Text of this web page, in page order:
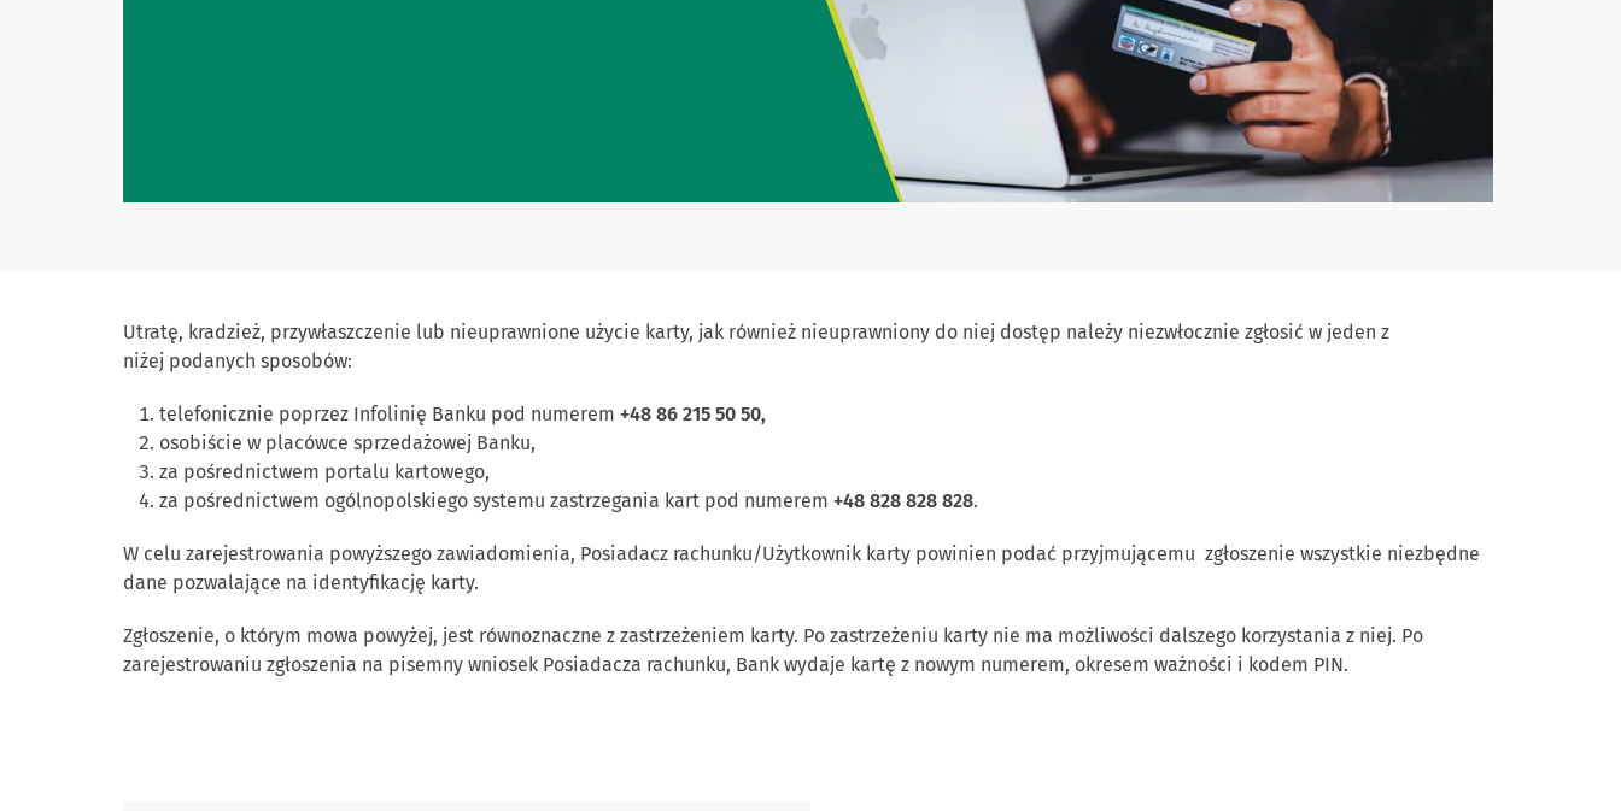
Utratę, kradzież, przywłaszczenie lub nieuprawnione użycie karty, jak również nieuprawniony do niej dostęp należy niezwłocznie zgłosić w jeden z
niżej podanych sposobów:
telefonicznie poprzez Infolinię Banku pod numerem +48 86 215 50 50,
osobiście w placówce sprzedażowej Banku,
za pośrednictwem portalu kartowego,
za pośrednictwem ogólnopolskiego systemu zastrzegania kart pod numerem +48 828 828 828.
W celu zarejestrowania powyższego zawiadomienia, Posiadacz rachunku/Użytkownik karty powinien podać przyjmującemu zgłoszenie wszystkie niezbędne
dane pozwalające na identyfikację karty.
Zgłoszenie, o którym mowa powyżej, jest równoznaczne z zastrzeżeniem karty. Po zastrzeżeniu karty nie ma możliwości dalszego korzystania z niej. Po
zarejestrowaniu zgłoszenia na pisemny wniosek Posiadacza rachunku, Bank wydaje kartę z nowym numerem, okresem ważności i kodem PIN.